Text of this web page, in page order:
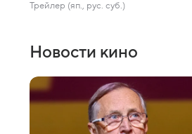
Трейлер (яп., рус. суб.)
Новости кино